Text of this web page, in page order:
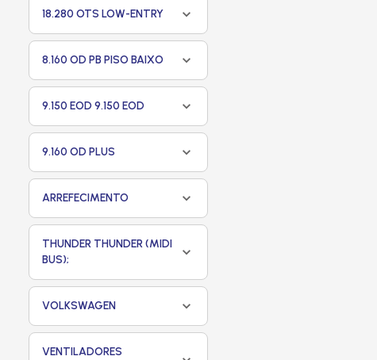
18.280 OTS LOW-ENTRY
8.160 OD PB PISO BAIXO
9.150 EOD 9.150 EOD
9.160 OD PLUS
ARREFECIMENTO
THUNDER THUNDER (MIDI
BUS);
VOLKSWAGEN
VENTILADORES